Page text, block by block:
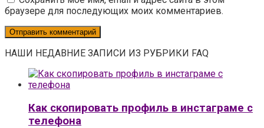
браузере для последующих моих комментариев.
НАШИ НЕДАВНИЕ ЗАПИСИ ИЗ РУБРИКИ FAQ
Как скопировать профиль в инстаграме с
телефона